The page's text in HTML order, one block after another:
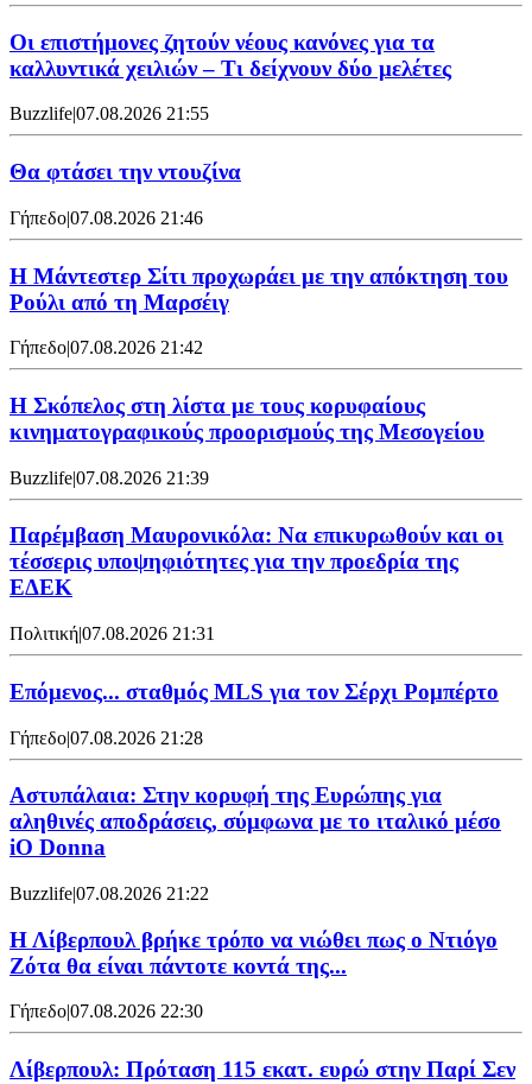
Οι επιστήμονες ζητούν νέους κανόνες για τα
καλλυντικά χειλιών – Τι δείχνουν δύο μελέτες
Buzzlife|07.08.2026 21:55
Θα φτάσει την ντουζίνα
Γήπεδο|07.08.2026 21:46
Η Μάντεστερ Σίτι προχωράει με την απόκτηση του
Ρούλι από τη Μαρσέιγ
Γήπεδο|07.08.2026 21:42
Η Σκόπελος στη λίστα με τους κορυφαίους
κινηματογραφικούς προορισμούς της Μεσογείου
Buzzlife|07.08.2026 21:39
Παρέμβαση Μαυρονικόλα: Να επικυρωθούν και οι
τέσσερις υποψηφιότητες για την προεδρία της
ΕΔΕΚ
Πολιτική|07.08.2026 21:31
Επόμενος... σταθμός MLS για τον Σέρχι Ρομπέρτο
Γήπεδο|07.08.2026 21:28
Αστυπάλαια: Στην κορυφή της Ευρώπης για
αληθινές αποδράσεις, σύμφωνα με το ιταλικό μέσο
iO Donna
Buzzlife|07.08.2026 21:22
Η Λίβερπουλ βρήκε τρόπο να νιώθει πως ο Ντιόγο
Ζότα θα είναι πάντοτε κοντά της...
Γήπεδο|07.08.2026 22:30
Λίβερπουλ: Πρόταση 115 εκατ. ευρώ στην Παρί Σεν